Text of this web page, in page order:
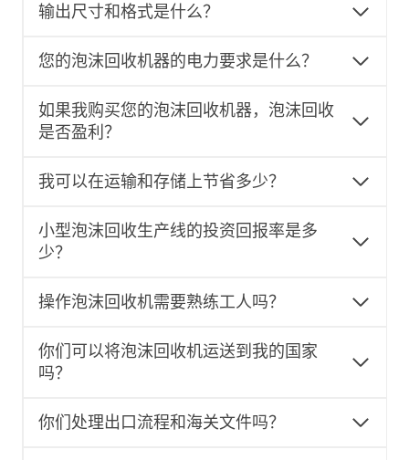
输出尺寸和格式是什么？
您的泡沫回收机器的电力要求是什么？
如果我购买您的泡沫回收机器，泡沫回收
是否盈利？
我可以在运输和存储上节省多少？
小型泡沫回收生产线的投资回报率是多
少？
操作泡沫回收机需要熟练工人吗？
你们可以将泡沫回收机运送到我的国家
吗？
你们处理出口流程和海关文件吗？